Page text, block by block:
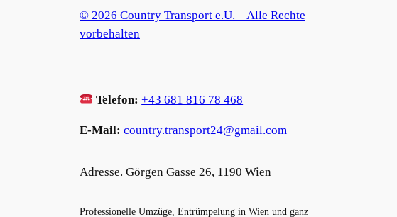
© 2026 Country Transport e.U. – Alle Rechte
vorbehalten
Telefon: +43 681 816 78 468
E-Mail: country.transport24@gmail.com
Adresse. Görgen Gasse 26, 1190 Wien
Professionelle Umzüge, Entrümpelung in Wien und ganz